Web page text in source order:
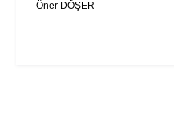
Öner DÖŞER